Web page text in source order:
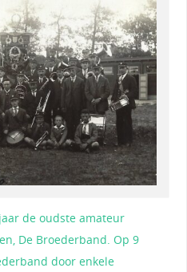
de oudste amateur
De Broederband. Op 9
door enkele